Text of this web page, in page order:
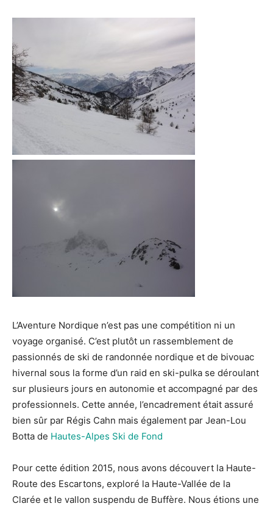
L’Aventure Nordique n’est pas une compétition ni un
voyage organisé. C’est plutôt un rassemblement de
passionnés de ski de randonnée nordique et de bivouac
hivernal sous la forme d’un raid en ski-pulka se déroulant
sur plusieurs jours en autonomie et accompagné par des
professionnels. Cette année, l’encadrement était assuré
bien sûr par Régis Cahn mais également par Jean-Lou
Botta de Hautes-Alpes Ski de Fond
Pour cette édition 2015, nous avons découvert la Haute-
Route des Escartons, exploré la Haute-Vallée de la
Clarée et le vallon suspendu de Buffère. Nous étions une